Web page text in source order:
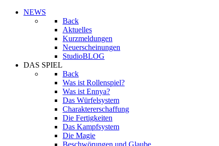
NEWS
Back
Aktuelles
Kurzmeldungen
Neuerscheinungen
StudioBLOG
DAS SPIEL
Back
Was ist Rollenspiel?
Was ist Ennya?
Das Würfelsystem
Charaktererschaffung
Die Fertigkeiten
Das Kampfsystem
Die Magie
Beschwörungen und Glaube